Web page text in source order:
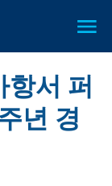
항서 퍼
년 경